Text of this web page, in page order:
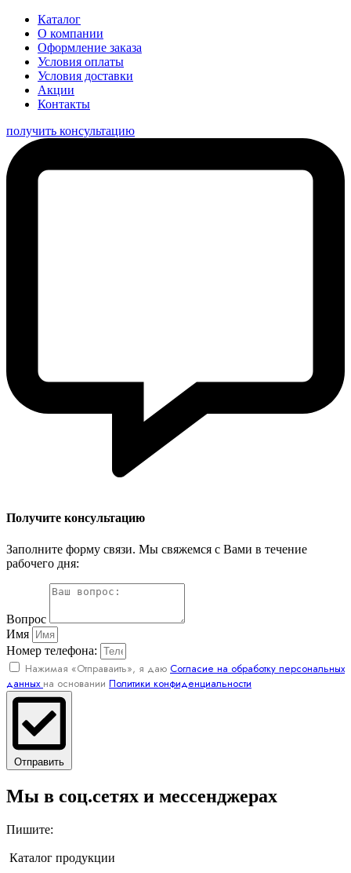
Каталог
О компании
Оформление заказа
Условия оплаты
Условия доставки
Акции
Контакты
получить консультацию
Получите консультацию
Заполните форму связи. Мы свяжемся с Вами в течение
рабочего дня:
Вопрос
Имя
Номер телефона:
Нажимая «Отправаить», я даю Согласие на обработку персональных
данных на основании Политики конфиденциальности
Отправить
Мы в соц.сетях и мессенджерах
Пишите:
Каталог продукции